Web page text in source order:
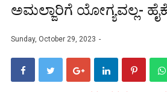
ಅಮಲ್ಜಾರಿಗೆ ಯೋಗ್ಯವಲ್ಲ-
Sunday, October 29, 2023